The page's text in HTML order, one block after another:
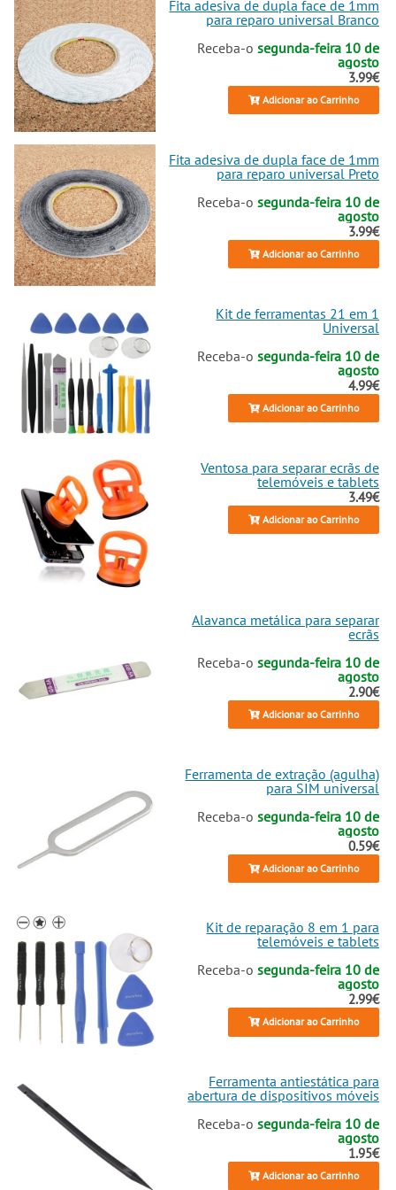
luminosidade e 1B colors, para
brilhar como novo.
Fita adesiva de dupla face de 1mm
para reparo universal Branco
Receba-o segunda-feira 10 de
agosto
3.99€
Adicionar ao Carrinho
Fita adesiva de dupla face de 1mm
para reparo universal Preto
Receba-o segunda-feira 10 de
agosto
3.99€
Adicionar ao Carrinho
Kit de ferramentas 21 em 1
Universal
Receba-o segunda-feira 10 de
agosto
4.99€
Adicionar ao Carrinho
Ventosa para separar ecrãs de
telemóveis e tablets
3.49€
Adicionar ao Carrinho
Alavanca metálica para separar
ecrãs
Receba-o segunda-feira 10 de
agosto
2.90€
Adicionar ao Carrinho
Ferramenta de extração (agulha)
para SIM universal
Receba-o segunda-feira 10 de
agosto
0.59€
Adicionar ao Carrinho
Kit de reparação 8 em 1 para
telemóveis e tablets
Receba-osegunda-feira 10 de
agosto
2.99€
Adicionar ao Carrinho
Ferramenta antiestática para
abertura de dispositivos móveis
Receba-osegunda-feira 10 de
agosto
1.95€
Adicionar ao Carrinho